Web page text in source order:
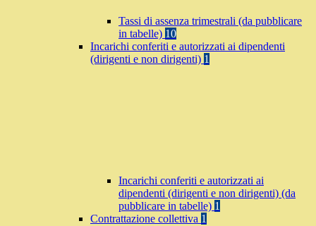
Tassi di assenza trimestrali (da pubblicare
in tabelle) 10
Incarichi conferiti e autorizzati ai dipendenti
(dirigenti e non dirigenti) 1
Incarichi conferiti e autorizzati ai
dipendenti (dirigenti e non dirigenti) (da
pubblicare in tabelle) 1
Contrattazione collettiva 1